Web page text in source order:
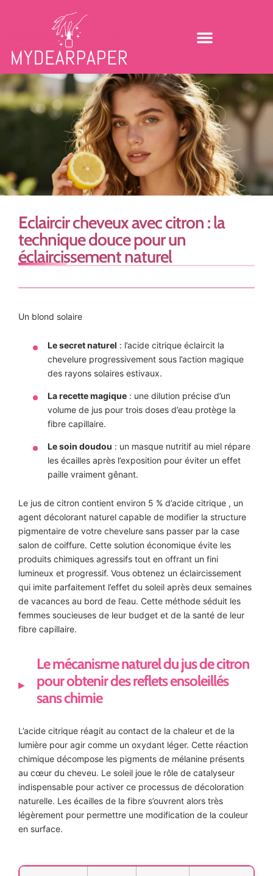
Eclaircir cheveux avec citron : la
technique douce pour un
éclaircissement naturel
Un blond solaire
Le secret naturel : l’acide citrique éclaircit la
chevelure progressivement sous l’action magique
des rayons solaires estivaux.
La recette magique : une dilution précise d’un
volume de jus pour trois doses d’eau protège la
fibre capillaire.
Le soin doudou : un masque nutritif au miel répare
les écailles après l’exposition pour éviter un effet
paille vraiment gênant.
Le jus de citron contient environ 5 % d’acide citrique , un
agent décolorant naturel capable de modifier la structure
pigmentaire de votre chevelure sans passer par la case
salon de coiffure. Cette solution économique évite les
produits chimiques agressifs tout en offrant un fini
lumineux et progressif. Vous obtenez un éclaircissement
qui imite parfaitement l’effet du soleil après deux semaines
de vacances au bord de l’eau. Cette méthode séduit les
femmes soucieuses de leur budget et de la santé de leur
fibre capillaire.
Le mécanisme naturel du jus de citron
pour obtenir des reflets ensoleillés
sans chimie
L’acide citrique réagit au contact de la chaleur et de la
lumière pour agir comme un oxydant léger. Cette réaction
chimique décompose les pigments de mélanine présents
au cœur du cheveu. Le soleil joue le rôle de catalyseur
indispensable pour activer ce processus de décoloration
naturelle. Les écailles de la fibre s’ouvrent alors très
légèrement pour permettre une modification de la couleur
en surface.